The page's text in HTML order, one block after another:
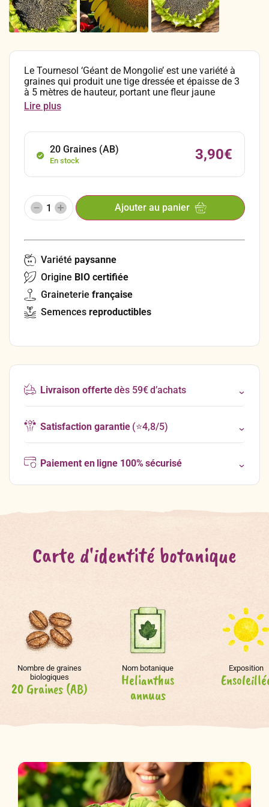
Le Tournesol ‘Géant de Mongolie’ est une variété à
graines qui produit une tige dressée et épaisse de 3
à 5 mètres de hauteur, portant une fleur jaune
unique de 40 à 50 cm de diamètre. Cette fleur offre
une abondance de graines noires et blanches de 2 à
apéritif. C’est une variété impressionnante et très
décorative, dont les pétales des fleurs peuvent aussi
agrémenter les salades. En hiver, vous pouvez
jardin, les oiseaux viendront picorer les graines dont
Lire plus
20 Graines (AB)
En stock 3,90€
Ajouter au panier
Variété paysanne
Origine BIO certifiée
Graineterie française
Semences reproductibles
Livraison offertedès 59€ d’achats
Satisfaction garantie(⭐4,8/5)
Paiement en ligne 100% sécurisé
Carte d'identité botanique
Nombre de graines
biologiques
20 Graines (AB)
Nom botanique
Helianthus
annuus
Exposition